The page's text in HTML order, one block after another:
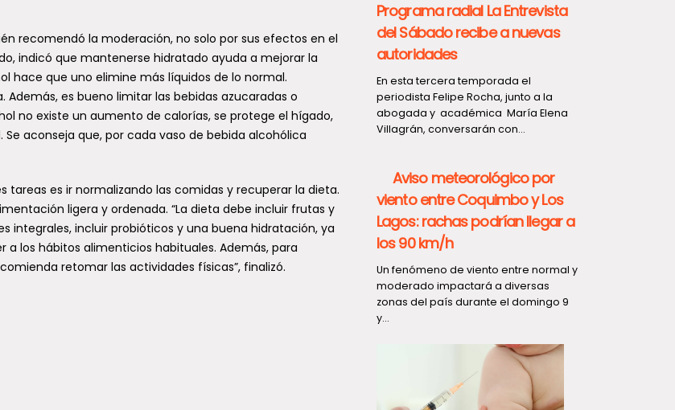
recomendó la moderación, no solo por sus efectos en el
indicó que mantenerse hidratado ayuda a mejorar la
hace que uno elimine más líquidos de lo normal.
es bueno limitar las bebidas azucaradas o
no existe un aumento de calorías, se protege el hígado,
aconseja que, por cada vaso de bebida alcohólica
tareas es ir normalizando las comidas y recuperar la dieta.
ligera y ordenada. “La dieta debe incluir frutas y
integrales, incluir probióticos y una buena hidratación, ya
los hábitos alimenticios habituales. Además, para
retomar las actividades físicas”, finalizó.
Programa radial La Entrevista
del Sábado recibe a nuevas
autoridades
En esta tercera temporada el
periodista Felipe Rocha, junto a la
abogada y académica María Elena
Villagrán, conversarán con...
Aviso meteorológico por
viento entre Coquimbo y Los
Lagos: rachas podrían llegar a
los 90 km/h
Un fenómeno de viento entre normal y
moderado impactará a diversas
zonas del país durante el domingo 9
y...